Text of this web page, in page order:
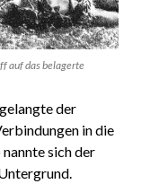
auf das belagerte
der
in die
nannte sich der